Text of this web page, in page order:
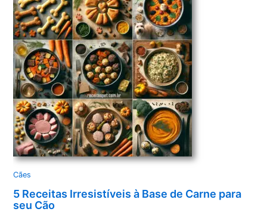
Cães
5 Receitas Irresistíveis à Base de Carne para
seu Cão